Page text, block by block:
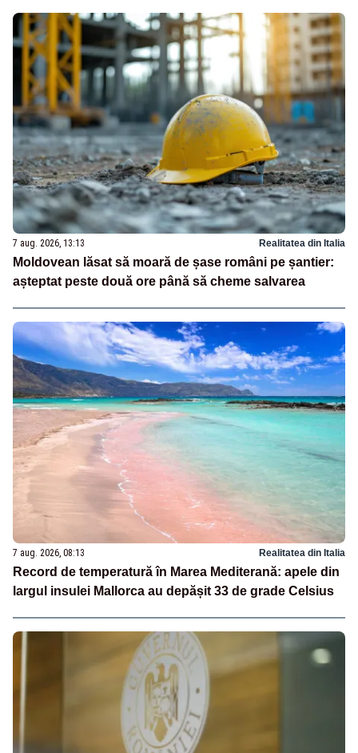
7 aug. 2026, 13:13 Realitatea din Italia
Moldovean lăsat să moară de șase români pe șantier:
așteptat peste două ore până să cheme salvarea
7 aug. 2026, 08:13 Realitatea din Italia
Record de temperatură în Marea Mediterană: apele din
largul insulei Mallorca au depășit 33 de grade Celsius